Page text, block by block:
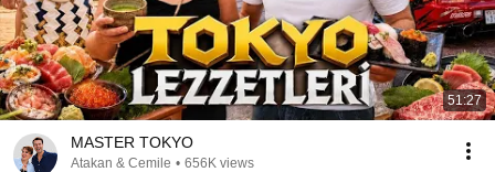
51:27
MASTER TOKYO
Atakan & Cemile • 656K views